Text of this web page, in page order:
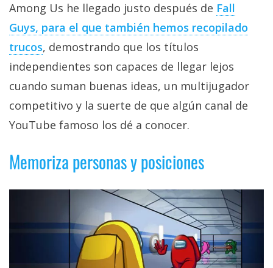
nosotros
/
Publicidad
/
Cambiar
opciones
de
privacidad
Legal
digital donde
noticias sobre
Among Us he llegado justo después de Fall
Guys, para el que también hemos recopilado
trucos, demostrando que los títulos
independientes son capaces de llegar lejos
cuando suman buenas ideas, un multijugador
competitivo y la suerte de que algún canal de
YouTube famoso los dé a conocer.
Memoriza personas y posiciones